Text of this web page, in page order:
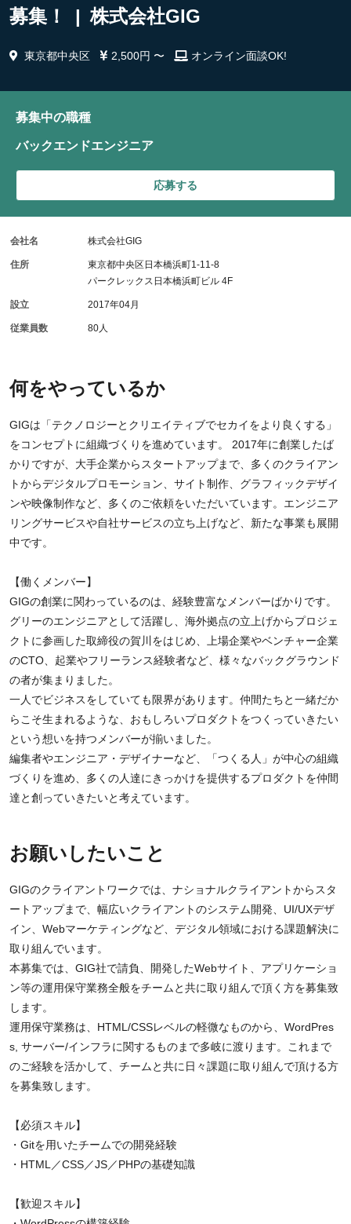
募集！ | 株式会社GIG
東京都中央区 2,500円 〜 オンライン面談OK!
何をやっているか
GIGは「テクノロジーとクリエイティブでセカイをより良くする」
をコンセプトに組織づくりを進めています。 2017年に創業したば
かりですが、大手企業からスタートアップまで、多くのクライアン
トからデジタルプロモーション、サイト制作、グラフィックデザイ
ンや映像制作など、多くのご依頼をいただいています。エンジニア
リングサービスや自社サービスの立ち上げなど、新たな事業も展開
中です。
【働くメンバー】
GIGの創業に関わっているのは、経験豊富なメンバーばかりです。
グリーのエンジニアとして活躍し、海外拠点の立上げからプロジェ
クトに参画した取締役の賀川をはじめ、上場企業やベンチャー企業
のCTO、起業やフリーランス経験者など、様々なバックグラウンド
の者が集まりました。
一人でビジネスをしていても限界があります。仲間たちと一緒だか
らこそ生まれるような、おもしろいプロダクトをつくっていきたい
という想いを持つメンバーが揃いました。
編集者やエンジニア・デザイナーなど、「つくる人」が中心の組織
づくりを進め、多くの人達にきっかけを提供するプロダクトを仲間
達と創っていきたいと考えています。
お願いしたいこと
GIGのクライアントワークでは、ナショナルクライアントからスタ
ートアップまで、幅広いクライアントのシステム開発、UI/UXデザ
イン、Webマーケティングなど、デジタル領域における課題解決に
取り組んでいます。
本募集では、GIG社で請負、開発したWebサイト、アプリケーショ
ン等の運用保守業務全般をチームと共に取り組んで頂く方を募集致
します。
運用保守業務は、HTML/CSSレベルの軽微なものから、WordPres
s, サーバー/インフラに関するものまで多岐に渡ります。これまで
のご経験を活かして、チームと共に日々課題に取り組んで頂ける方
を募集致します。
【必須スキル】
・Gitを用いたチームでの開発経験
・HTML／CSS／JS／PHPの基礎知識
【歓迎スキル】
募集中の職種
バックエンドエンジニア
応募する
会社名 株式会社GIG
住所
東京都中央区日本橋浜町1-11-8
パークレックス日本橋浜町ビル 4F
設立 2017年04月
従業員数 80人